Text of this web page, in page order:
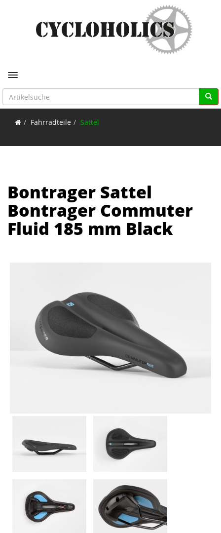
Toggle navigation
Fahrradteile Sättel
Bontrager Sattel
Bontrager Commuter
Fluid 185 mm Black